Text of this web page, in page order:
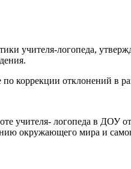
учителя-логопеда,
коррекции отклонений в
учителя- логопеда в ДОУ
окружающего мира и